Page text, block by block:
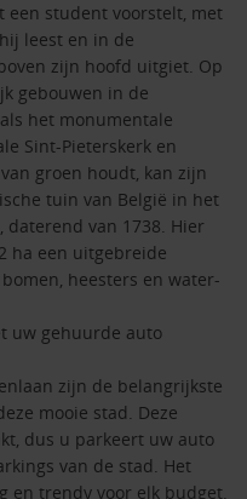
een student voorstelt, met
leest en in de
zijn hoofd uitgiet. Op
gebouwen in de
het monumentale
Sint-Pieterskerk en
groen houdt, kan zijn
tuin van België in het
van 1738. Hier
ha een uitgebreide
heesters en water-
uw gehuurde auto
zijn de belangrijkste
mooie stad. Deze
dus u parkeert uw auto
van de stad. Het
en trendy voor elk budget.